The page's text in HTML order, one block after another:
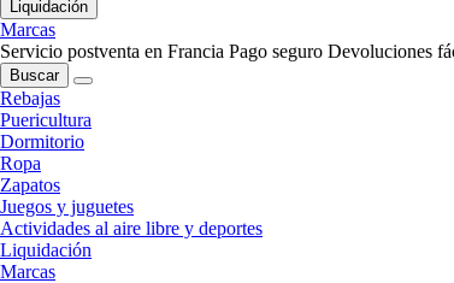
Liquidación
Marcas
Servicio postventa en Francia Pago seguro Devoluciones
Buscar
Rebajas
Puericultura
Dormitorio
Ropa
Zapatos
Juegos y juguetes
Actividades al aire libre y deportes
Liquidación
Marcas